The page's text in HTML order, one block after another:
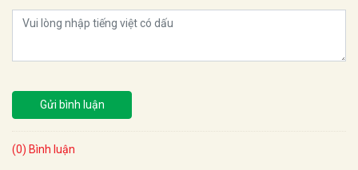
Gửi bình luận
(0) Bình luận